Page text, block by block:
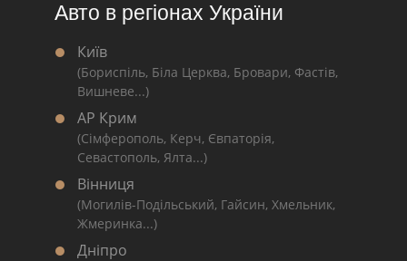
Авто в регіонах України
Київ
(Бориспіль, Біла Церква, Бровари, Фастів,
Вишневе...)
АР Крим
(Сімферополь, Керч, Євпаторія,
Севастополь, Ялта...)
Вінниця
(Могилів-Подільський, Гайсин, Хмельник,
Жмеринка...)
Дніпро